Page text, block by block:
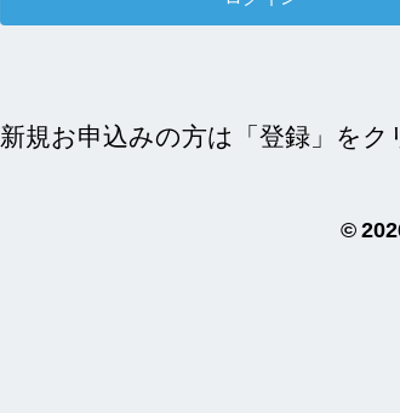
新規お申込みの方は「登録」をク
©